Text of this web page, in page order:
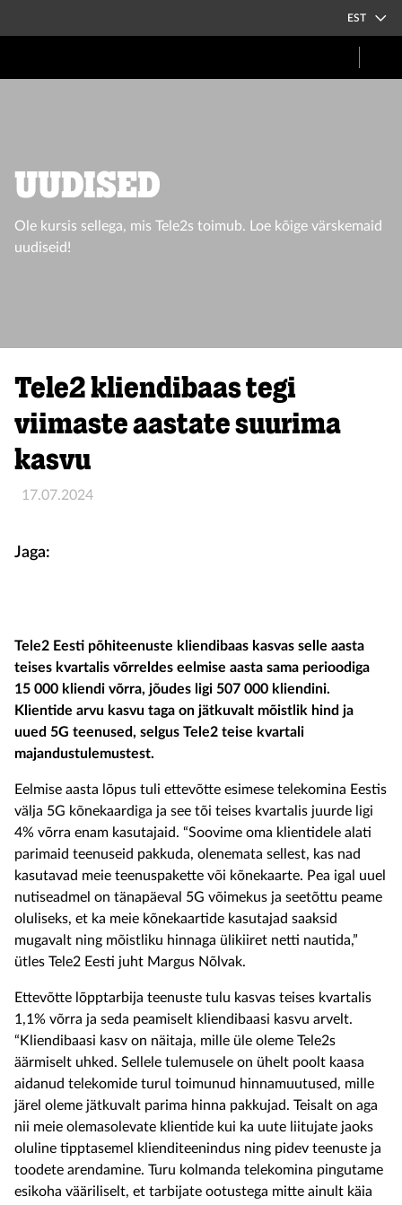
EST
UUDISED
Ole kursis sellega, mis Tele2s toimub. Loe kõige värskemaid
uudiseid!
Tele2 kliendibaas tegi
viimaste aastate suurima
kasvu
17.07.2024
Jaga:
Tele2 Eesti põhiteenuste kliendibaas kasvas selle aasta
teises kvartalis võrreldes eelmise aasta sama perioodiga
15 000 kliendi võrra, jõudes ligi 507 000 kliendini.
Klientide arvu kasvu taga on jätkuvalt mõistlik hind ja
uued 5G teenused, selgus Tele2 teise kvartali
majandustulemustest.
Eelmise aasta lõpus tuli ettevõtte esimese telekomina Eestis
välja 5G kõnekaardiga ja see tõi teises kvartalis juurde ligi
4% võrra enam kasutajaid. “Soovime oma klientidele alati
parimaid teenuseid pakkuda, olenemata sellest, kas nad
kasutavad meie teenuspakette või kõnekaarte. Pea igal uuel
nutiseadmel on tänapäeval 5G võimekus ja seetõttu peame
oluliseks, et ka meie kõnekaartide kasutajad saaksid
mugavalt ning mõistliku hinnaga ülikiiret netti nautida,”
ütles Tele2 Eesti juht Margus Nõlvak.
Ettevõtte lõpptarbija teenuste tulu kasvas teises kvartalis
1,1% võrra ja seda peamiselt kliendibaasi kasvu arvelt.
“Kliendibaasi kasv on näitaja, mille üle oleme Tele2s
äärmiselt uhked. Sellele tulemusele on ühelt poolt kaasa
aidanud telekomide turul toimunud hinnamuutused, mille
järel oleme jätkuvalt parima hinna pakkujad. Teisalt on aga
nii meie olemasolevate klientide kui ka uute liitujate jaoks
oluline tipptasemel klienditeenindus ning pidev teenuste ja
toodete arendamine. Turu kolmanda telekomina pingutame
esikoha vääriliselt, et tarbijate ootustega mitte ainult käia